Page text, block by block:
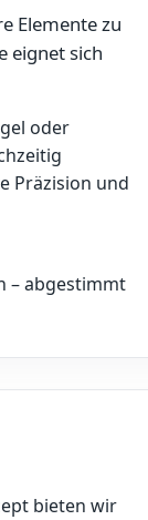
Elemente zu
eignet sich
oder
Präzision und
– abgestimmt
bieten wir